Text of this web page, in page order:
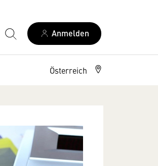
Anmelden
Österreich